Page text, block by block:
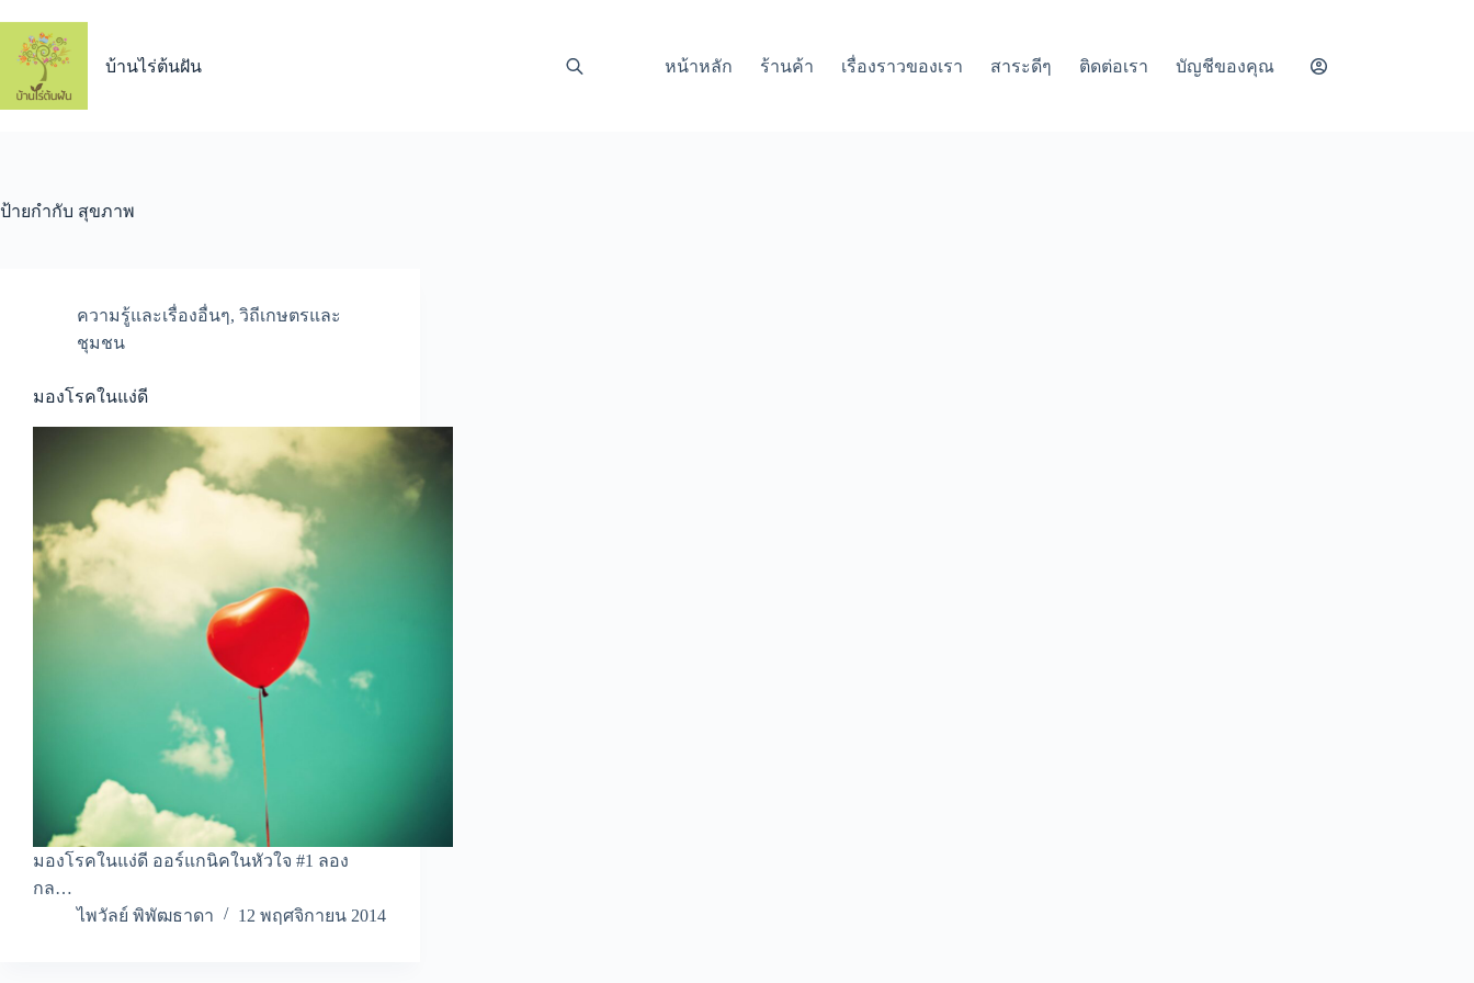
to
content
บ้านไร่ต้นฝัน
หน้าหลัก ร้านค้า เรื่องราวของเรา สาระดีๆ ติดต่อเรา บัญชีของคุณ
ป้ายกำกับ สุขภาพ
ความรู้และเรื่องอื่นๆ, วิถีเกษตรและ
ชุมชน
มองโรคในแง่ดี
มองโรคในแง่ดี ออร์แกนิคในหัวใจ #1 ลอง
กล…
ไพวัลย์ พิพัฒธาดา
12 พฤศจิกายน 2014